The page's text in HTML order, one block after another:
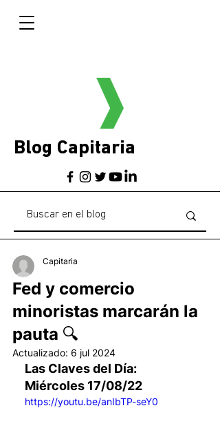
Blog Capitaria
Fed y comercio
minoristas marcarán la
pauta 🔍
Capitaria
Actualizado: 6 jul 2024
Las Claves del Día:
Miércoles 17/08/22
https://youtu.be/anIbTP-seY0